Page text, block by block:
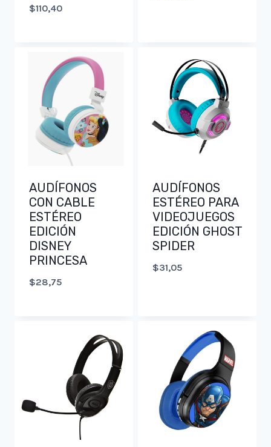
$110,40
AUDÍFONOS
CON CABLE
ESTÉREO
EDICIÓN
DISNEY
PRINCESA
$28,75
AUDÍFONOS
ESTÉREO PARA
VIDEOJUEGOS
EDICIÓN GHOST
SPIDER
$31,05